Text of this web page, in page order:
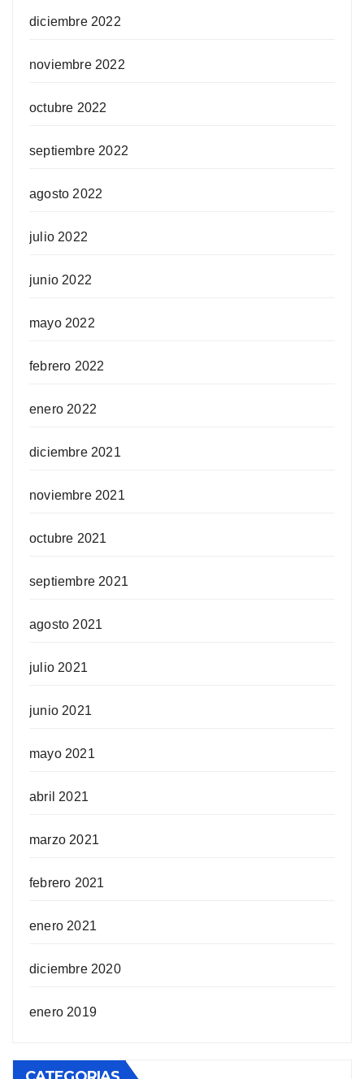
diciembre 2022
noviembre 2022
octubre 2022
septiembre 2022
agosto 2022
julio 2022
junio 2022
mayo 2022
febrero 2022
enero 2022
diciembre 2021
noviembre 2021
octubre 2021
septiembre 2021
agosto 2021
julio 2021
junio 2021
mayo 2021
abril 2021
marzo 2021
febrero 2021
enero 2021
diciembre 2020
enero 2019